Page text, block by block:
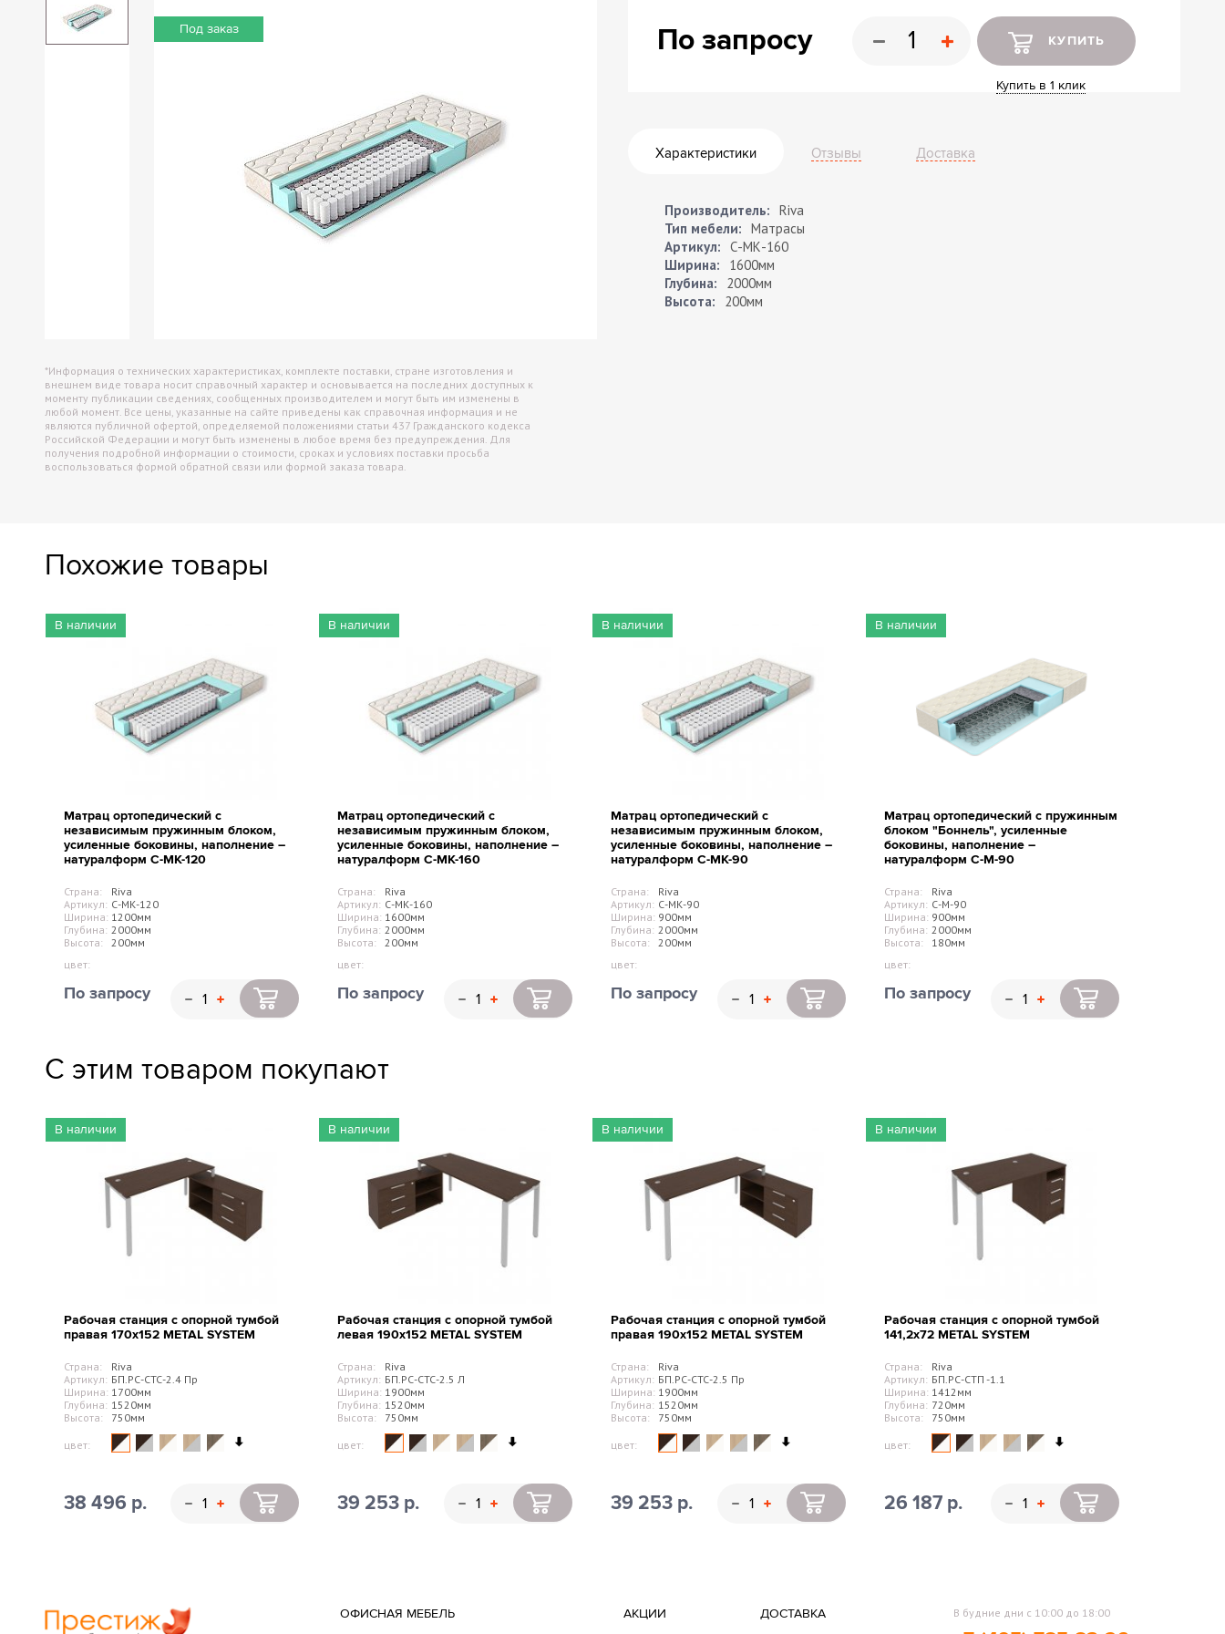
Офисные перегородки
Настольные экраны
Сейфы
Под заказ
*Информация о технических характеристиках, комплекте поставки, стране изготовления и
внешнем виде товара носит справочный характер и основывается на последних доступных к
моменту публикации сведениях, сообщенных производителем и могут быть им изменены в
любой момент. Все цены, указанные на сайте приведены как справочная информация и не
являются публичной офертой, определяемой положениями статьи 437 Гражданского кодекса
Российской Федерации и могут быть изменены в любое время без предупреждения. Для
получения подробной информации о стоимости, сроках и условиях поставки просьба
воспользоваться формой обратной связи или формой заказа товара.
По запросу КУПИТЬ
Купить в 1 клик
Характеристики Отзывы Доставка
Производитель: Riva
Тип мебели: Матрасы
Артикул: С-МК-160
Ширина:
1600мм
Глубина:
2000мм
Высота:
200мм
Похожие товары
В наличии
Матрац ортопедический с
независимым пружинным блоком,
усиленные боковины, наполнение –
натуралформ С-МК-120
Страна:
Riva
Артикул: С-МК-120
Ширина: 1200мм
Глубина: 2000мм
Высота:
200мм
цвет:
По запросу
В наличии
Матрац ортопедический с
независимым пружинным блоком,
усиленные боковины, наполнение –
натуралформ С-МК-160
Страна:
Riva
Артикул: С-МК-160
Ширина: 1600мм
Глубина: 2000мм
Высота:
200мм
цвет:
По запросу
В наличии
Матрац ортопедический с
независимым пружинным блоком,
усиленные боковины, наполнение –
натуралформ С-МК-90
Страна:
Riva
Артикул: С-МК-90
Ширина: 900мм
Глубина: 2000мм
Высота:
200мм
цвет:
По запросу
В наличии
Матрац ортопедический с пружинным
блоком "Боннель", усиленные
боковины, наполнение –
натуралформ С-M-90
Страна:
Riva
Артикул: С-M-90
Ширина: 900мм
Глубина: 2000мм
Высота:
180мм
цвет:
По запросу
С этим товаром покупают
В наличии
Рабочая станция с опорной тумбой
правая 170х152 METAL SYSTEM
Страна:
Riva
Артикул: БП.РС-СТС-2.4 Пр
Ширина: 1700мм
Глубина: 1520мм
Высота:
750мм
цвет:
38 496 р.
В наличии
Рабочая станция с опорной тумбой
левая 190х152 METAL SYSTEM
Страна:
Riva
Артикул: БП.РС-СТС-2.5 Л
Ширина: 1900мм
Глубина: 1520мм
Высота:
750мм
цвет:
39 253 р.
В наличии
Рабочая станция с опорной тумбой
правая 190х152 METAL SYSTEM
Страна:
Riva
Артикул: БП.РС-СТС-2.5 Пр
Ширина: 1900мм
Глубина: 1520мм
Высота:
750мм
цвет:
39 253 р.
В наличии
Рабочая станция с опорной тумбой
141,2х72 METAL SYSTEM
Страна:
Riva
Артикул: БП.РС-СТП -1.1
Ширина: 1412мм
Глубина: 720мм
Высота:
750мм
цвет:
26 187 р.
ОФИСНАЯ МЕБЕЛЬ
АКЦИИ
ДОСТАВКА
В будние дни с 10:00 до 18:00